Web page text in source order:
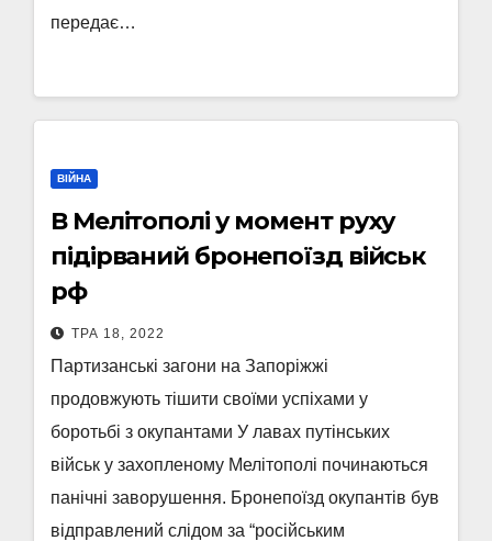
передає…
ВІЙНА
В Мелітополі у момент руху
підірваний бронепоїзд військ
рф
ТРА 18, 2022
Партизанські загони на Запоріжжі
продовжують тішити своїми успіхами у
боротьбі з окупантами У лавах путінських
військ у захопленому Мелітополі починаються
панічні заворушення. Бронепоїзд окупантів був
відправлений слідом за “російським